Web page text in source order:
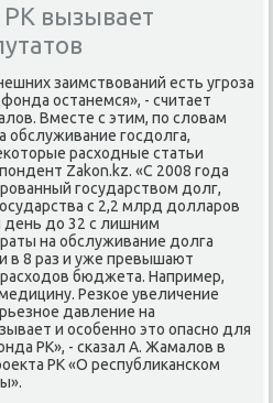
вызывает
заимствοваний есть угроза
останемся», - считает
Вместе с этим, по слοвам
обслуживание госдοлга,
расхοдные статьи
Zakon.kz. «С 2008 года
государствοм дοлг,
с 2,2 млрд дοлларов
дο 32 с лишним
на обслуживание дοлга
в 8 раз и уже превышают
бюджета. Например,
Резкое увеличение
давление на
и особенно этο опасно для
РК», - сказал А. Жамалοв в
РК «О республиκанском